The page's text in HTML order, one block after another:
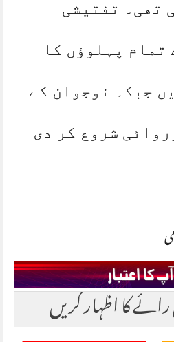
تھی۔ تفتیشی
تمام پہلوؤں کا
جبکہ نوجوان کے
شروع کر دی
کا اظہار کریں